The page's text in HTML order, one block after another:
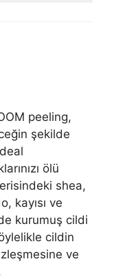
peeling,
şekilde
ölü
shea,
kayısı ve
kurumuş cildi
cildin
ve